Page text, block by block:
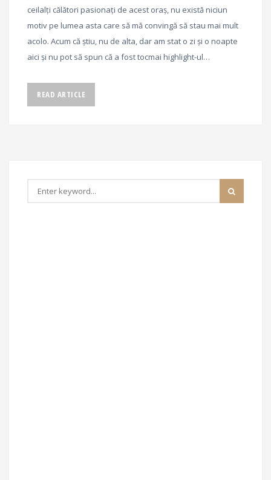
ceilalți călători pasionați de acest oraș, nu există niciun
motiv pe lumea asta care să mă convingă să stau mai mult
acolo. Acum că știu, nu de alta, dar am stat o zi și o noapte
aici și nu pot să spun că a fost tocmai highlight-ul…
READ ARTICLE